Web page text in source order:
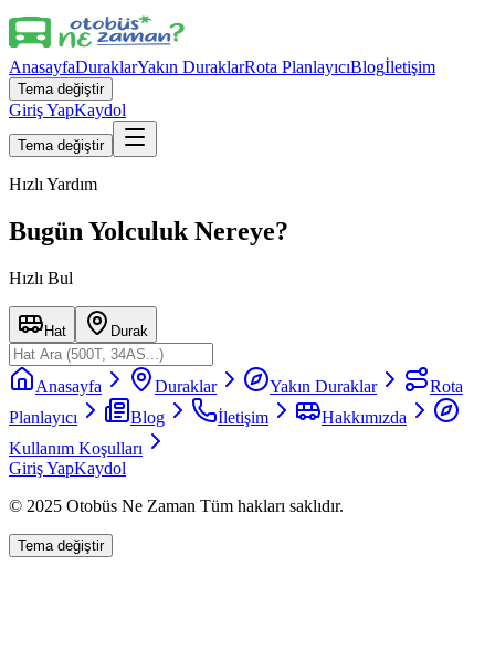
AnasayfaDuraklarYakın DuraklarRota PlanlayıcıBlogİletişim
Tema değiştir
Giriş YapKaydol
Tema değiştir
Hızlı Yardım
Bugün Yolculuk Nereye?
Hızlı Bul
Hat Durak
Anasayfa Duraklar Yakın Duraklar
Rota
Planlayıcı
Blog İletişim
Hakkımızda
Kullanım Koşulları
Giriş YapKaydol
© 2025 Otobüs Ne Zaman Tüm hakları saklıdır.
Tema değiştir